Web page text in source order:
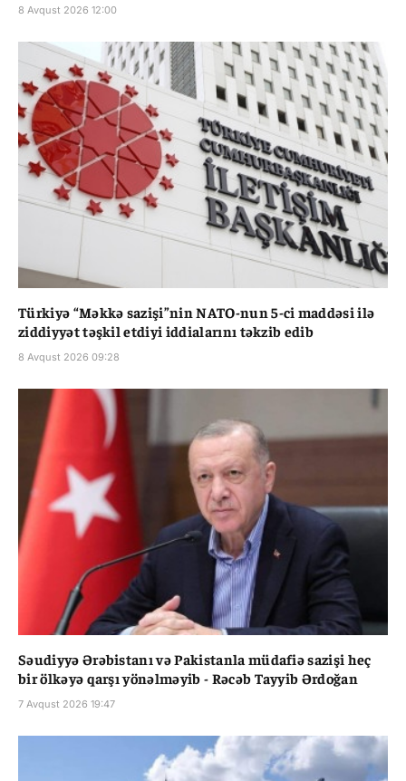
8 Avqust 2026 12:00
Türkiyə “Məkkə sazişi”nin NATO-nun 5-ci maddəsi ilə
ziddiyyət təşkil etdiyi iddialarını təkzib edib
8 Avqust 2026 09:28
Səudiyyə Ərəbistanı və Pakistanla müdafiə sazişi heç
bir ölkəyə qarşı yönəlməyib - Rəcəb Tayyib Ərdoğan
7 Avqust 2026 19:47